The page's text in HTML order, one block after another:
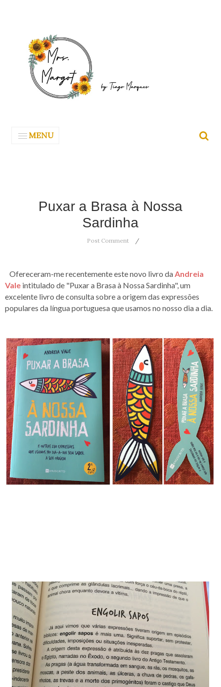
MENU
Puxar a Brasa à Nossa
Sardinha
Post Comment
Ofereceram-me recentemente este novo livro daAndreia
Vale intitulado de "Puxar a Brasa à Nossa Sardinha", um
excelente livro de consulta sobre a origem das expressões
populares da língua portuguesa que usamos no nosso dia a dia.